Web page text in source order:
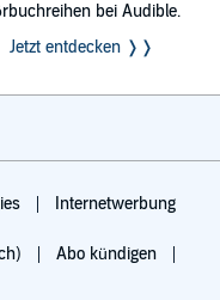
bei Audible.
Jetzt entdecken ❭❭
Internetwerbung
Abo kündigen